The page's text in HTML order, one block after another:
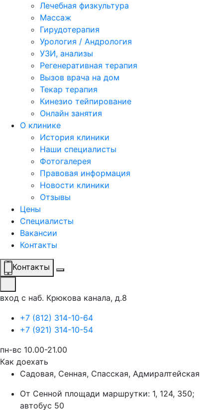
Лечебная физкультура
Массаж
Гирудотерапия
Урология / Андрология
УЗИ, анализы
Регенеративная терапия
Вызов врача на дом
Текар терапия
Кинезио тейпирование
Онлайн занятия
О клинике
История клиники
Наши специалисты
Фотогалерея
Правовая информация
Новости клиники
Отзывы
Цены
Специалисты
Вакансии
Контакты
Контакты
вход с наб. Крюкова канала, д.8
+7 (812) 314-10-64
+7 (921) 314-10-54
пн-вс 10.00-21.00
Как доехать
Садовая, Сенная, Спасская, Адмиралтейская
От Сенной площади маршрутки: 1, 124, 350;
автобус 50